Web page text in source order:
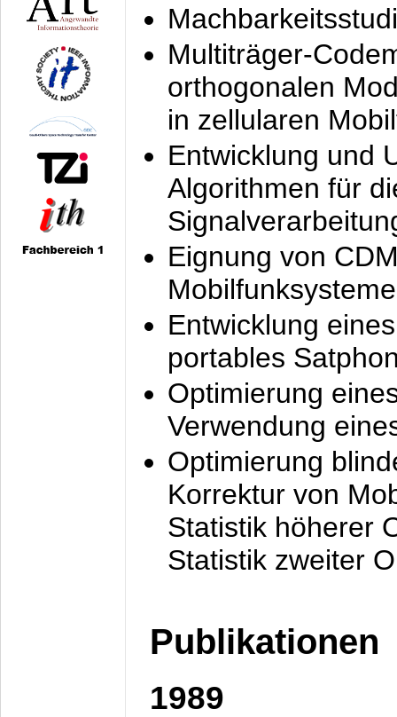
Multiträger-
orthogonalen
in zellularen
Entwicklung und
Algorithmen für
Eignung von
Mobilfunksysteme
Entwicklung
portables
Optimierung
Verwendung
Optimierung
Korrektur von
Statistik höherer
Statistik zweiter
Publikationen
1989